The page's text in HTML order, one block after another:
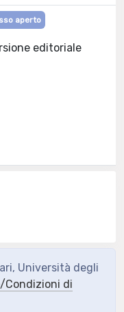
aperto
editoriale
Università degli
Condizioni di